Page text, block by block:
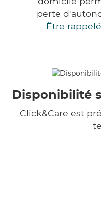
perte
Être
Disponibilité
Click&Care est